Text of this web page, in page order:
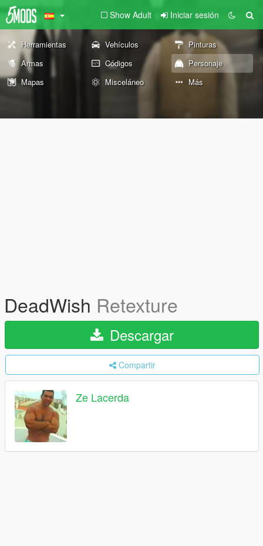
Show Adult Iniciar sesión
Herramientas Vehículos
Pinturas
Armas
Códigos
Personaje
Mapas
Misceláneo Más
DeadWish Retexture
Descargar
Compartir
Ze Lacerda